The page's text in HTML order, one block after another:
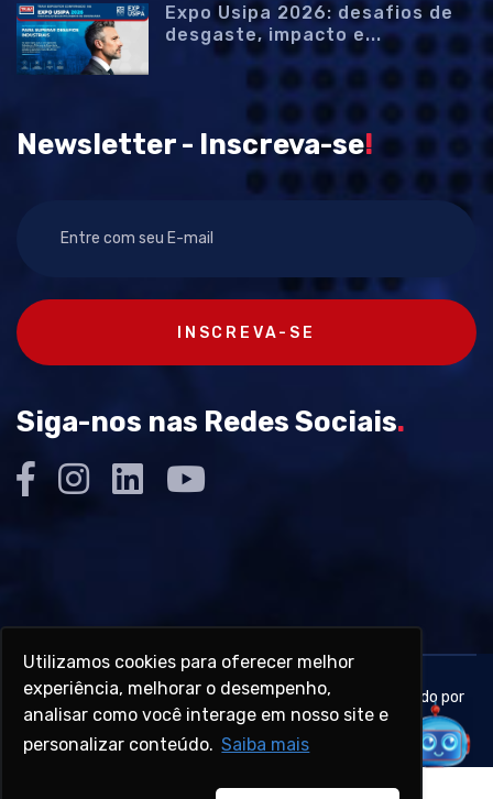
Utilizamos cookies para oferecer melhor
experiência, melhorar o desempenho,
analisar como você interage em nosso site e
personalizar conteúdo. Saiba mais
Expo Usipa 2026: desafios de
desgaste, impacto e...
Newsletter - Inscreva-se!
INSCREVA-SE
Siga-nos nas Redes Sociais.
Copyright © 1945 - 2026 - Travi Plásticos - Desenvolvido por
Zen Agência Web-